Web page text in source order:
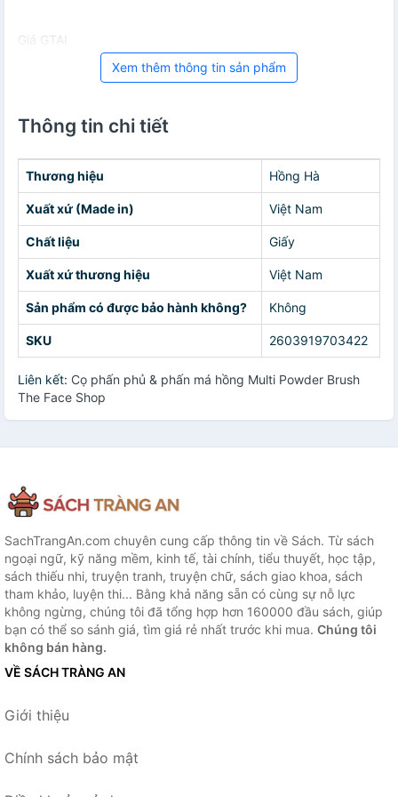
Giá GTAI
Xem thêm thông tin sản phẩm
Thông tin chi tiết
Thương hiệu Hồng Hà
Xuất xứ (Made in) Việt Nam
Chất liệu Giấy
Xuất xứ thương hiệu Việt Nam
Sản phẩm có được bảo hành không? Không
SKU 2603919703422
Liên kết: Cọ phấn phủ & phấn má hồng Multi Powder Brush
The Face Shop
SachTrangAn.com chuyên cung cấp thông tin về Sách. Từ sách
ngoại ngữ, kỹ năng mềm, kinh tế, tài chính, tiểu thuyết, học tập,
sách thiếu nhi, truyện tranh, truyện chữ, sách giao khoa, sách
tham khảo, luyện thi... Bằng khả năng sẵn có cùng sự nỗ lực
không ngừng, chúng tôi đã tổng hợp hơn 160000 đầu sách, giúp
bạn có thể so sánh giá, tìm giá rẻ nhất trước khi mua. Chúng tôi
không bán hàng.
VỀ SÁCH TRÀNG AN
Giới thiệu
Chính sách bảo mật